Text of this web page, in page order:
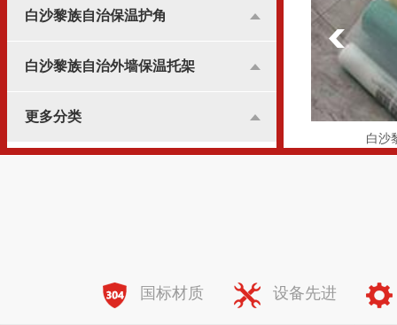
白沙黎族自治保温护角
白沙黎族自治外墙保温托架
更多分类
白沙
国标材质 设备先进